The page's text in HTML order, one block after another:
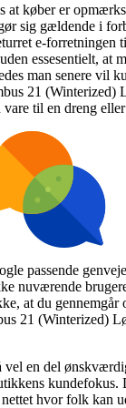
at køber er
sig gældende i
e-forretningen
essesentielt, at
man senere vil
21 (Winterized)
vare til en dreng
passende
nuværende
at du gennemgår
21 (Winterized)
vel en del
kundefokus.
hvor folk kan